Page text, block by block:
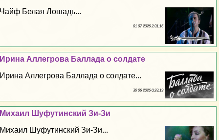
Чайф Белая Лошадь...
01 07 2026 2:31:16
Ирина Аллегрова Баллада о солдате
Ирина Аллегрова Баллада о солдате...
30 06 2026 0:23:19
Михаил Шуфутинский Зи-Зи
Михаил Шуфутинский Зи-Зи...